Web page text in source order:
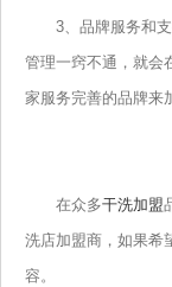
3、品牌服务和支
管理一窍不通，就会
家服务完善的品牌来
在众多干洗加盟
洗店加盟商，如果希
容。